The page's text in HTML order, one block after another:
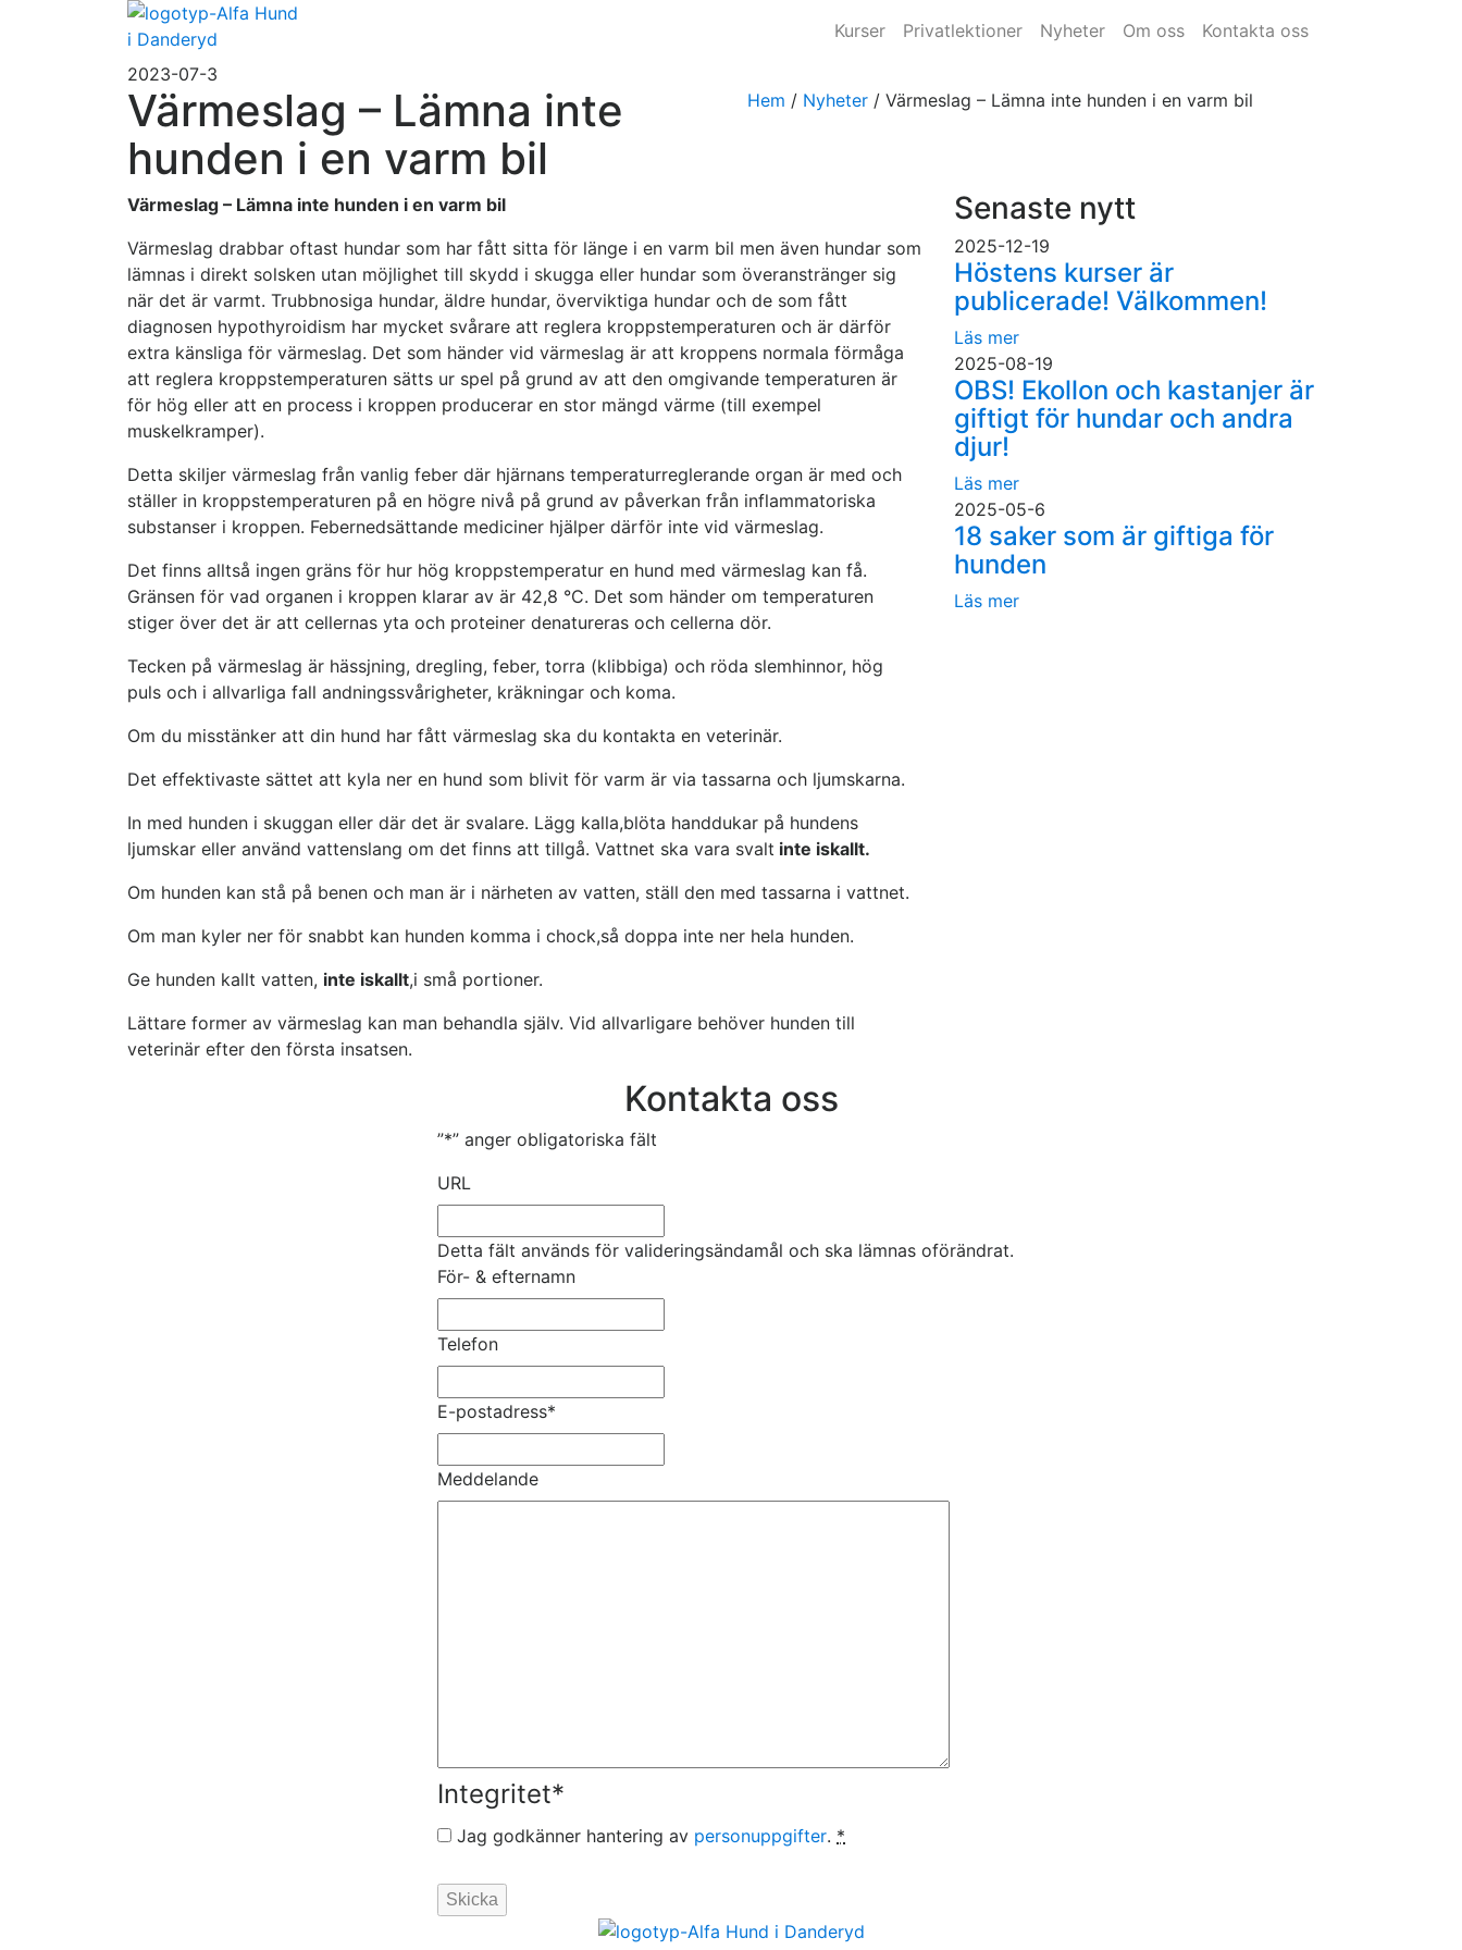
Kurser Privatlektioner Nyheter Om oss
Kontakta oss
2023-07-3
Värmeslag – Lämna inte
hunden i en varm bil
Hem / Nyheter / Värmeslag – Lämna inte hunden i en varm bil
Värmeslag – Lämna inte hunden i en varm bil
Värmeslag drabbar oftast hundar som har fått sitta för länge i en varm bil men även hundar som
lämnas i direkt solsken utan möjlighet till skydd i skugga eller hundar som överanstränger sig
när det är varmt. Trubbnosiga hundar, äldre hundar, överviktiga hundar och de som fått
diagnosen hypothyroidism har mycket svårare att reglera kroppstemperaturen och är därför
extra känsliga för värmeslag. Det som händer vid värmeslag är att kroppens normala förmåga
att reglera kroppstemperaturen sätts ur spel på grund av att den omgivande temperaturen är
för hög eller att en process i kroppen producerar en stor mängd värme (till exempel
muskelkramper).
Detta skiljer värmeslag från vanlig feber där hjärnans temperaturreglerande organ är med och
ställer in kroppstemperaturen på en högre nivå på grund av påverkan från inflammatoriska
substanser i kroppen. Febernedsättande mediciner hjälper därför inte vid värmeslag.
Det finns alltså ingen gräns för hur hög kroppstemperatur en hund med värmeslag kan få.
Gränsen för vad organen i kroppen klarar av är 42,8 °C. Det som händer om temperaturen
stiger över det är att cellernas yta och proteiner denatureras och cellerna dör.
Tecken på värmeslag är hässjning, dregling, feber, torra (klibbiga) och röda slemhinnor, hög
puls och i allvarliga fall andningssvårigheter, kräkningar och koma.
Om du misstänker att din hund har fått värmeslag ska du kontakta en veterinär.
Det effektivaste sättet att kyla ner en hund som blivit för varm är via tassarna och ljumskarna.
In med hunden i skuggan eller där det är svalare. Lägg kalla,blöta handdukar på hundens
ljumskar eller använd vattenslang om det finns att tillgå. Vattnet ska vara svalt inte iskallt.
Om hunden kan stå på benen och man är i närheten av vatten, ställ den med tassarna i vattnet.
Om man kyler ner för snabbt kan hunden komma i chock,så doppa inte ner hela hunden.
Ge hunden kallt vatten, inte iskallt,i små portioner.
Lättare former av värmeslag kan man behandla själv. Vid allvarligare behöver hunden till
veterinär efter den första insatsen.
Senaste nytt
2025-12-19
Höstens kurser är
publicerade! Välkommen!
Läs mer
2025-08-19
OBS! Ekollon och kastanjer är
giftigt för hundar och andra
djur!
Läs mer
2025-05-6
18 saker som är giftiga för
hunden
Läs mer
Kontakta oss
”*” anger obligatoriska fält
URL
Detta fält används för valideringsändamål och ska lämnas oförändrat.
För- & efternamn
Telefon
E-postadress*
Meddelande
Integritet*
Jag godkänner hantering av personuppgifter. *